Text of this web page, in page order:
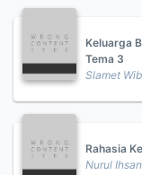
Keluarga
Tema 3
Slamet
Rahasia
Nurul Ihsan